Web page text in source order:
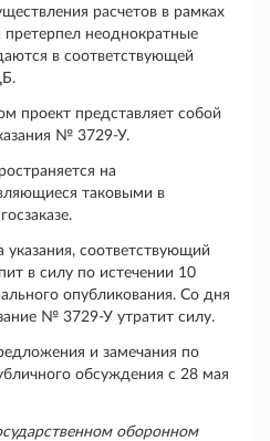
расчетов в рамках
неоднократные
в соответствующей
проект представляет собой
№ 3729-У.
на
таковыми в
указания, соответствующий
в силу по истечении 10
опубликования. Со дня
№ 3729-У утратит силу.
и замечания по
обсуждения с 28 мая
оборонном